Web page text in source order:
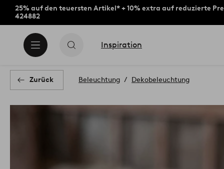
25% auf den teuersten Artikel* + 10% extra auf reduzierte
424882
Inspiration
Zurück Beleuchtung Dekobeleuchtung